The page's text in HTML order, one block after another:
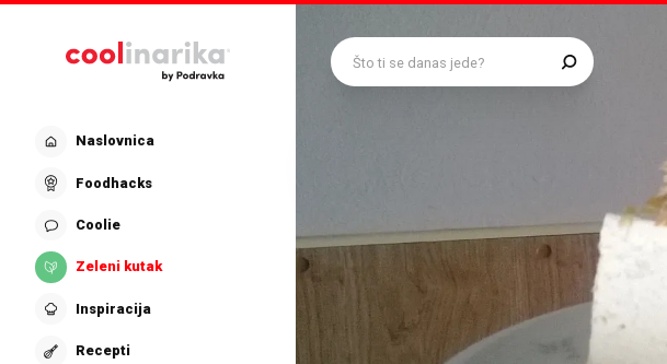
Naslovnica
Foodhacks
Coolie
Zeleni kutak
Inspiracija
Recepti
Što ti se danas jede?